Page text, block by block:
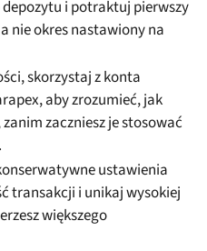
i potraktuj pierwszy
nie okres nastawiony na
skorzystaj z konta
aby zrozumieć, jak
zaczniesz je stosować
ustawienia
transakcji i unikaj wysokiej
większego